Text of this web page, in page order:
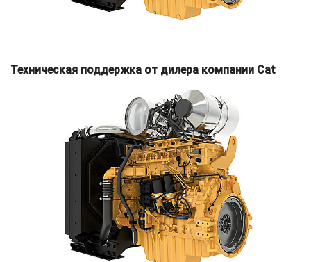
Техническая поддержка от дилера компании Cat